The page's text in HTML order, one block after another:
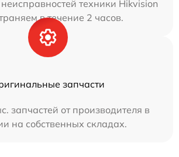
техники Hikvision
в течение 2 часов.
запчасти
запчастей от производителя в
на собственных складах.